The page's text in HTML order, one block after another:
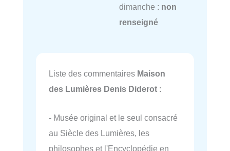
dimanche : non
renseigné
Liste des commentaires Maison
des Lumières Denis Diderot :
- Musée original et le seul consacré
au Siècle des Lumières, les
philosophes et l'Encyclopédie en